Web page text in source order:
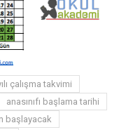
çalışma takvimi
anasınıfı başlama tarihi
başlayacak